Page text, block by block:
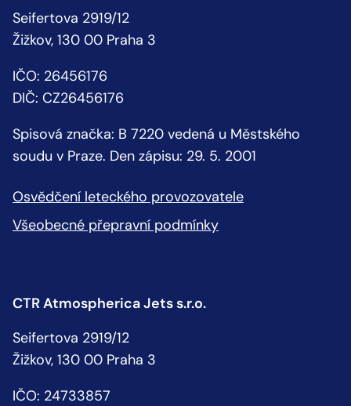
Seifertova 2919/12
Žižkov, 130 00 Praha 3
IČO: 26456176
DIČ: CZ26456176
Spisová značka: B 7220 vedená u Městského
soudu v Praze. Den zápisu: 29. 5. 2001
Osvědčení leteckého provozovatele
Všeobecné přepravní podmínky
CTR Atmospherica Jets s.r.o.
Seifertova 2919/12
Žižkov, 130 00 Praha 3
IČO: 24733857